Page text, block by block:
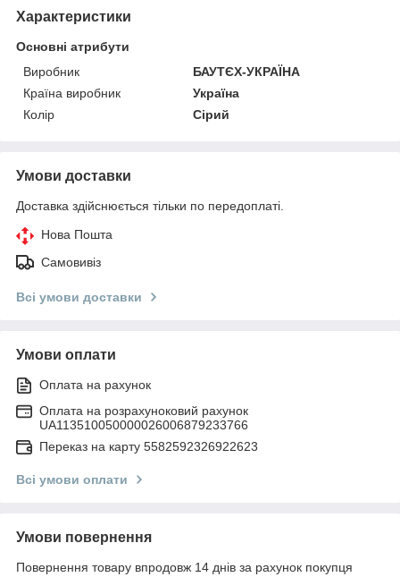
Характеристики
Основні атрибути
Виробник
БАУТЄХ-УКРАЇНА
Країна виробник
Україна
Колір
Сірий
Умови доставки
Доставка здійснюється тільки по передоплаті.
Нова Пошта
Самовивіз
Всі умови доставки
Умови оплати
Оплата на рахунок
Оплата на розрахуноковий рахунок
UA113510050000026006879233766
Переказ на карту 5582592326922623
Всі умови оплати
Умови повернення
Повернення товару впродовж 14 днів за рахунок покупця